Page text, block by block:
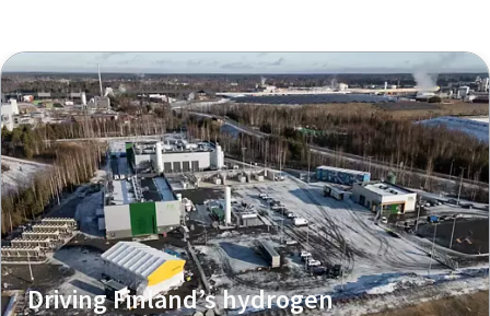
Driving Finland’s hydrogen